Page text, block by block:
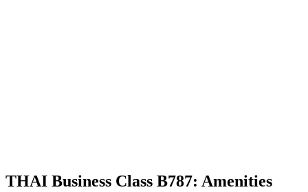
THAI Business Class B787: Amenities